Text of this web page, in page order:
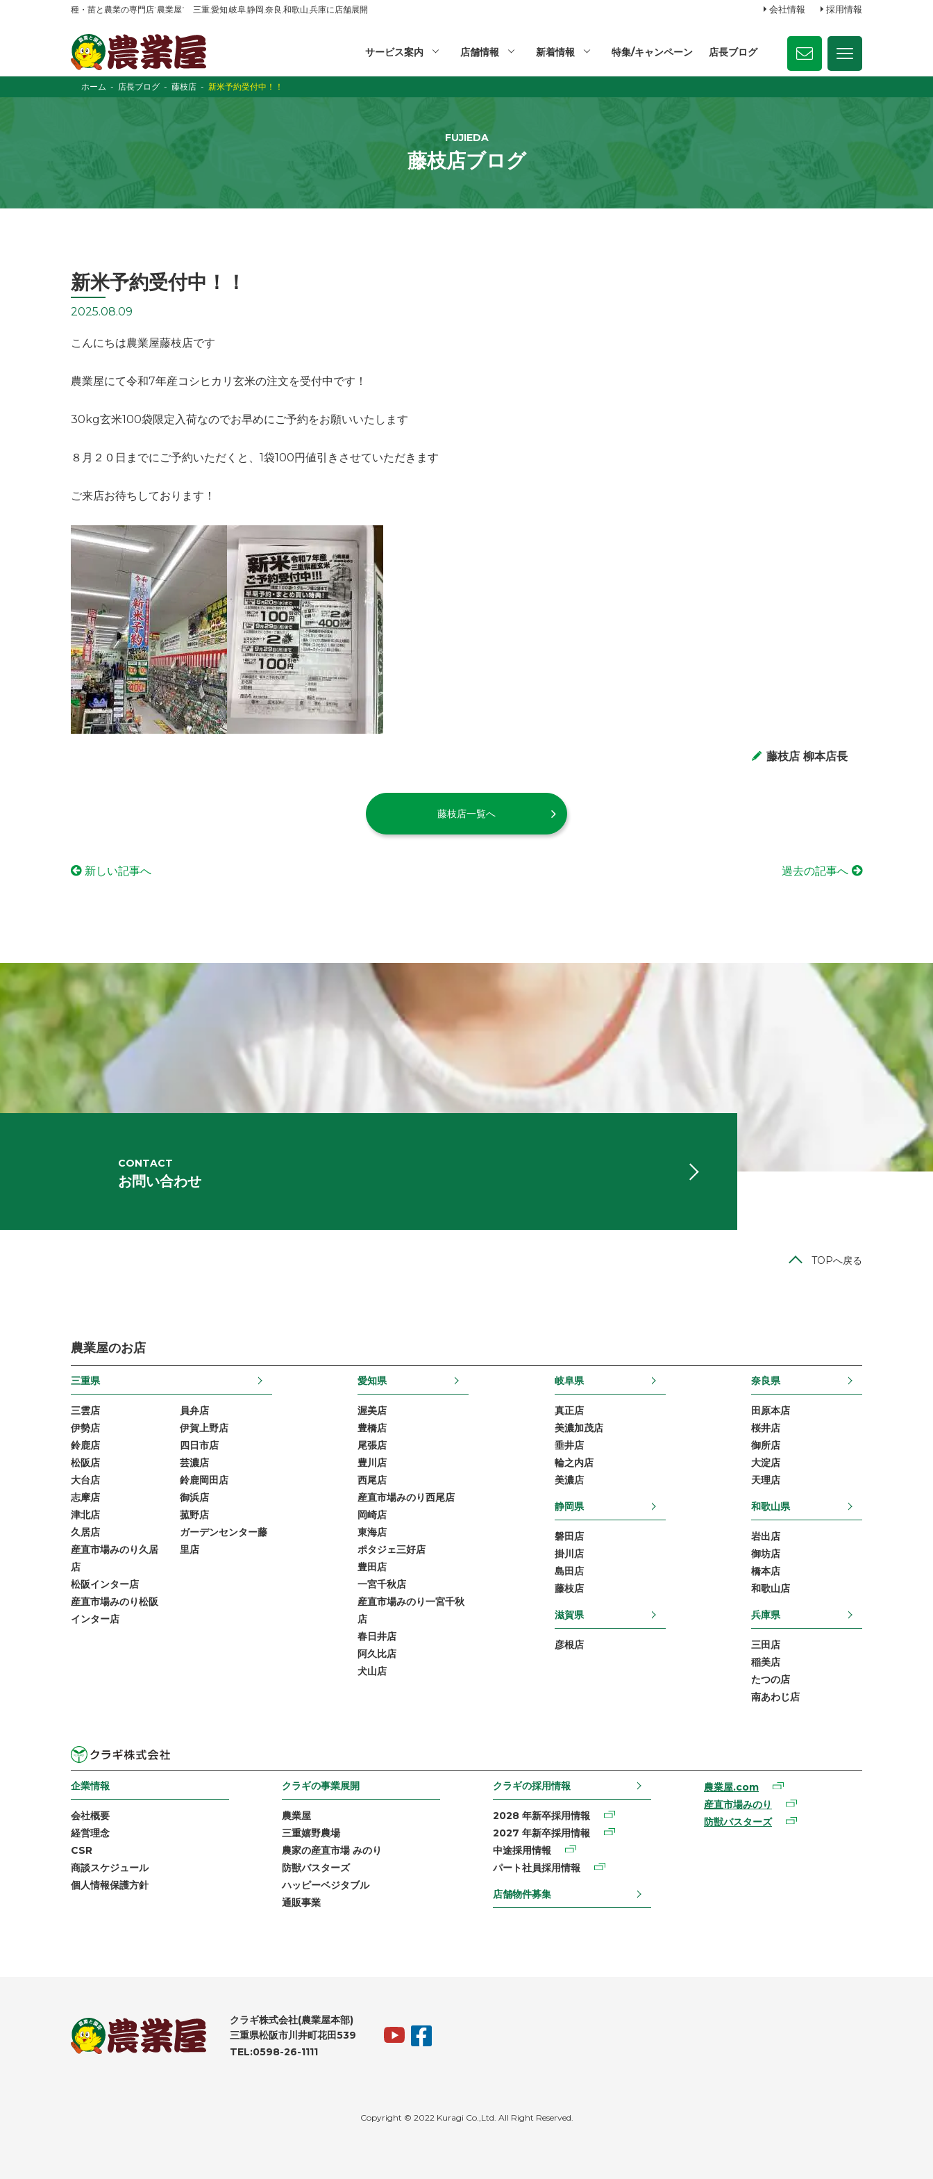
種・苗と農業の専門店“農業屋” 三重,愛知,岐阜,静岡,奈良,和歌山,兵庫に店舗展開 会社情報 採用情報
サービス案内 店舗情報 新着情報 特集/キャンペーン 店長ブログ
ホーム 店長ブログ 藤枝店 新米予約受付中！！
FUJIEDA
藤枝店ブログ
新米予約受付中！！
2025.08.09
こんにちは農業屋藤枝店です
農業屋にて令和7年産コシヒカリ玄米の注文を受付中です！
30kg玄米100袋限定入荷なのでお早めにご予約をお願いいたします
８月２０日までにご予約いただくと、1袋100円値引きさせていただきます
ご来店お待ちしております！
藤枝店 柳本店長
藤枝店一覧へ
新しい記事へ 過去の記事へ
CONTACT
お問い合わせ
TOPへ戻る
農業屋のお店
三重県
三雲店
伊勢店
鈴鹿店
松阪店
大台店
志摩店
津北店
久居店
産直市場みのり久居
店
松阪インター店
産直市場みのり松阪
インター店
員弁店
伊賀上野店
四日市店
芸濃店
鈴鹿岡田店
御浜店
菰野店
ガーデンセンター藤
里店
愛知県
渥美店
豊橋店
尾張店
豊川店
西尾店
産直市場みのり西尾店
岡崎店
東海店
ポタジェ三好店
豊田店
一宮千秋店
産直市場みのり一宮千秋
店
春日井店
阿久比店
犬山店
岐阜県
真正店
美濃加茂店
垂井店
輪之内店
美濃店
静岡県
磐田店
掛川店
島田店
藤枝店
滋賀県
彦根店
奈良県
田原本店
桜井店
御所店
大淀店
天理店
和歌山県
岩出店
御坊店
橋本店
和歌山店
兵庫県
三田店
稲美店
たつの店
南あわじ店
企業情報
会社概要
経営理念
CSR
商談スケジュール
個人情報保護方針
クラギの事業展開
農業屋
三重嬉野農場
農家の産直市場 みのり
防獣バスターズ
ハッピーベジタブル
通販事業
クラギの採用情報
2028 年新卒採用情報
2027 年新卒採用情報
中途採用情報
パート社員採用情報
店舗物件募集
農業屋.com
産直市場みのり
防獣バスターズ
クラギ株式会社(農業屋本部)
三重県松阪市川井町花田539
TEL:0598-26-1111
Copyright © 2022 Kuragi Co.,Ltd. All Right Reserved.